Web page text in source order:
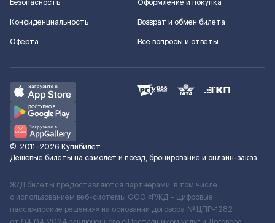
Безопасность
Конфиденциальность
Оферта
Оформление и покупка
Возврат и обмен билета
Все вопросы и ответы
© 2011–2026 Купибилет
Дешёвые билеты на самолёт и поезд, бронирование и онлайн-заказ
Ж/Д билеты предоставляются партнёрами, в том числе
с использованием веб-системы ООО «РЖД – Цифровые
пассажирские решения» на основании договора № ЦПР-1282